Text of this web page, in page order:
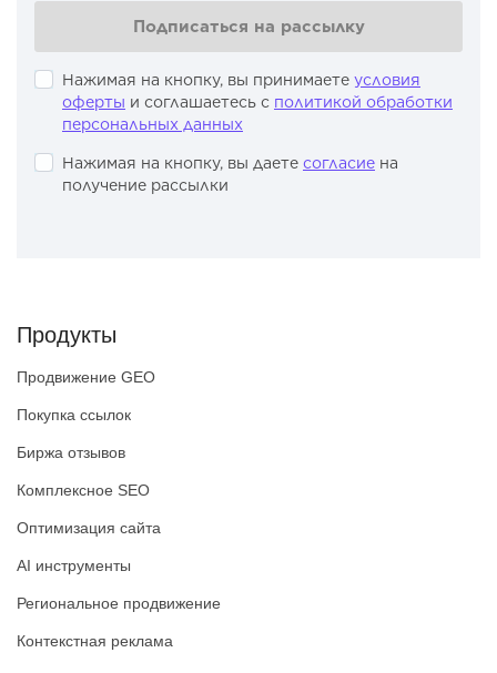
Подписаться на рассылку
Нажимая на кнопку, вы принимаете условия
оферты и соглашаетесь с политикой обработки
персональных данных
Нажимая на кнопку, вы даете согласие на
получение рассылки
Продукты
Продвижение GEO
Покупка ссылок
Биржа отзывов
Комплексное SEO
Оптимизация сайта
AI инструменты
Региональное продвижение
Контекстная реклама